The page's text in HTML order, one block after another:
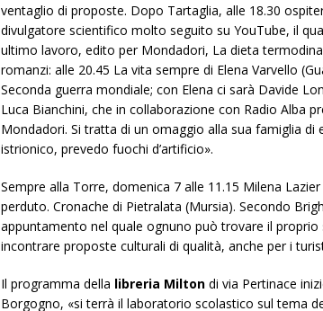
ventaglio di proposte. Dopo Tartaglia, alle 18.30
divulgatore scientifico molto seguito su YouTube, il
ultimo lavoro, edito per Mondadori, La dieta
romanzi: alle 20.45 La vita sempre di Elena Varvello
Seconda guerra mondiale; con Elena ci sarà Davide
Luca Bianchini, che in collaborazione con Radio Alba
Mondadori. Si tratta di un omaggio alla sua famiglia
istrionico, prevedo fuochi d’artificio».
Sempre alla Torre, domenica 7 alle 11.15 Milena
perduto. Cronache di Pietralata (Mursia). Secondo
appuntamento nel quale ognuno può trovare il proprio
incontrare proposte culturali di qualità, anche per i
Il programma della libreria Milton di via Pertinace
Borgogno, «si terrà il laboratorio scolastico sul tema